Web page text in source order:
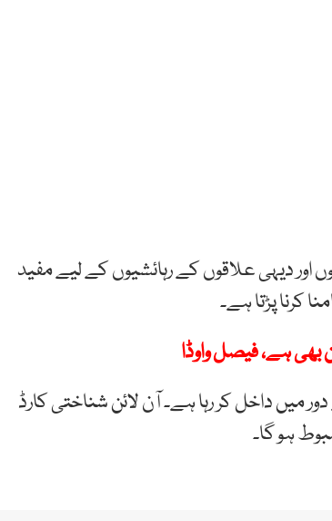
دیہی علاقوں کے رہائشیوں کے لیے مفید
کرنا پڑتا ہے۔
بھی ہے، فیصل واوڈا
میں داخل کر رہا ہے۔ آن لائن شناختی کارڈ
ہو گا۔